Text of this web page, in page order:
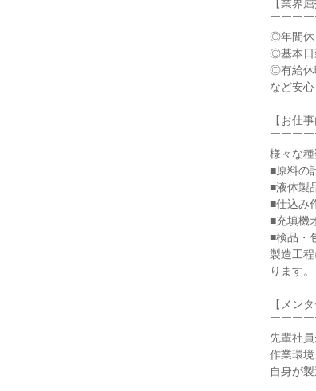
【業界
￣￣￣
◎年間休
◎基本日
◎有給休
など安
【お仕
￣￣￣
様々な
■原料の
■液体製
■仕込み
■充填機
■検品・
製造工
ります。
【メン
￣￣￣
先輩社
作業環
自身が